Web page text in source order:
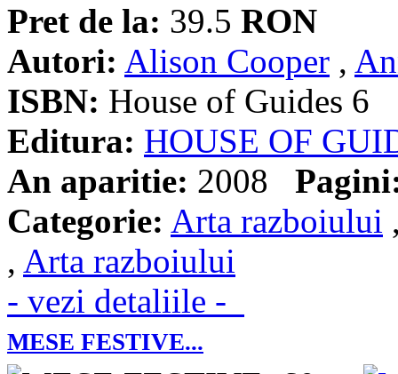
Pret de la: 39.5 RON
Autori: Alison Cooper ,
ISBN: House of Guides 6
Editura: HOUSE OF
An aparitie: 2008
Categorie: Arta razboiului
, Arta razboiului
- vezi detaliile -
MESE FESTIVE...